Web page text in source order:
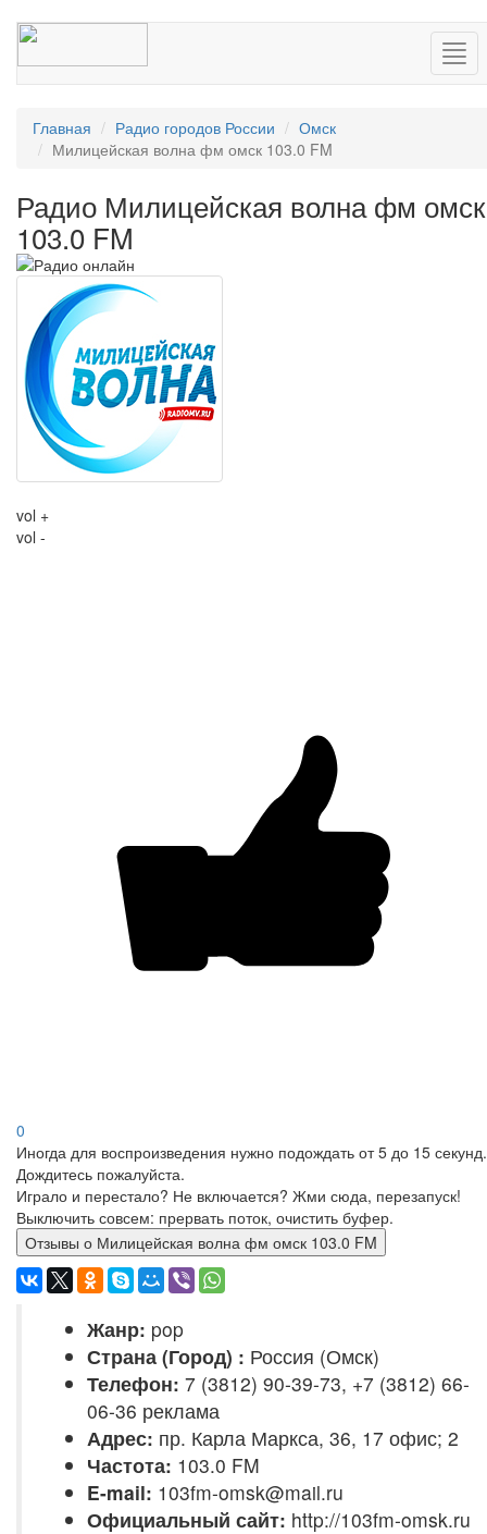
Главная Радио городов России
Омск
Милицейская волна фм омск 103.0 FM
Радио Милицейская волна фм омск
103.0 FM
vol +
vol -
0
Иногда для воспроизведения нужно подождать от 5 до 15 секунд.
Дождитесь пожалуйста.
Играло и перестало? Не включается? Жми сюда, перезапуск!
Выключить совсем: прервать поток, очистить буфер.
Отзывы о Милицейская волна фм омск 103.0 FM
Жанр: pop
Страна (Город) : Россия (Омск)
Телефон: 7 (3812) 90-39-73, +7 (3812) 66-
06-36 реклама
Адрес: пр. Карла Маркса, 36, 17 офис; 2
Частота: 103.0 FM
E-mail: 103fm-omsk@mail.ru
Официальный сайт: http://103fm-omsk.ru